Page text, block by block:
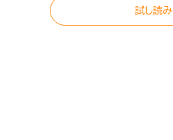
試し読み